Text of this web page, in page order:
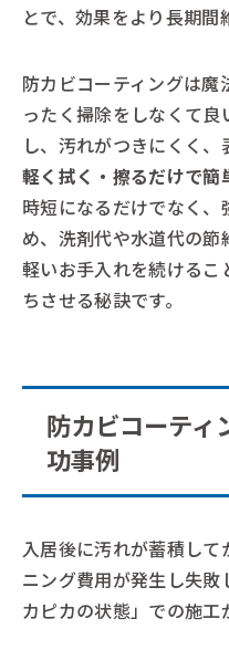
とで、効果をより長期間
防カビコーティングは
ったく掃除をしなくて
し、汚れがつきにくく、
軽く拭く・擦るだけで簡
時短になるだけでなく
め、洗剤代や水道代の節
軽いお手入れを続ける
ちさせる秘訣です。
防カビコーティ
功事例
入居後に汚れが蓄積し
ニング費用が発生し失
カピカの状態」での施工